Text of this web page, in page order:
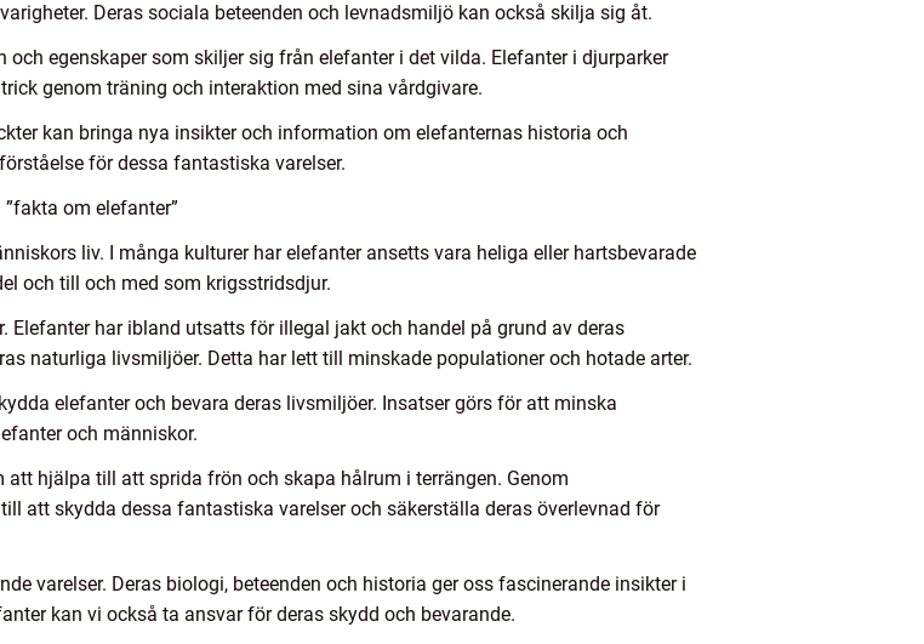
Deras sociala beteenden och levnadsmiljö kan också skilja sig åt.
egenskaper som skiljer sig från elefanter i det vilda. Elefanter i djurparker
genom träning och interaktion med sina vårdgivare.
kan bringa nya insikter och information om elefanternas historia och
för dessa fantastiska varelser.
om elefanter”
liv. I många kulturer har elefanter ansetts vara heliga eller hartsbevarade
och till och med som krigsstridsdjur.
Elefanter har ibland utsatts för illegal jakt och handel på grund av deras
naturliga livsmiljöer. Detta har lett till minskade populationer och hotade arter.
elefanter och bevara deras livsmiljöer. Insatser görs för att minska
och människor.
hjälpa till att sprida frön och skapa hålrum i terrängen. Genom
att skydda dessa fantastiska varelser och säkerställa deras överlevnad för
varelser. Deras biologi, beteenden och historia ger oss fascinerande insikter i
kan vi också ta ansvar för deras skydd och bevarande.